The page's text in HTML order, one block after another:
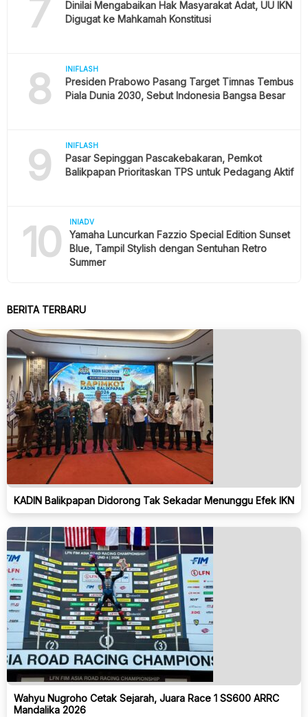
7
Dinilai Mengabaikan Hak Masyarakat Adat, UU IKN
Digugat ke Mahkamah Konstitusi
8 INIFLASH
Presiden Prabowo Pasang Target Timnas Tembus
Piala Dunia 2030, Sebut Indonesia Bangsa Besar
9 INIFLASH
Pasar Sepinggan Pascakebakaran, Pemkot
Balikpapan Prioritaskan TPS untuk Pedagang Aktif
10 INIADV
Yamaha Luncurkan Fazzio Special Edition Sunset
Blue, Tampil Stylish dengan Sentuhan Retro
Summer
BERITA TERBARU
KADIN Balikpapan Didorong Tak Sekadar Menunggu Efek IKN
Wahyu Nugroho Cetak Sejarah, Juara Race 1 SS600 ARRC
Mandalika 2026